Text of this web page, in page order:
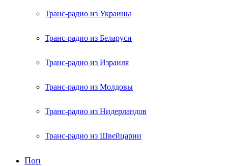
Транс-радио из Украины
Транс-радио из Беларуси
Транс-радио из Израиля
Транс-радио из Молдовы
Транс-радио из Нидерландов
Транс-радио из Швейцарии
Поп